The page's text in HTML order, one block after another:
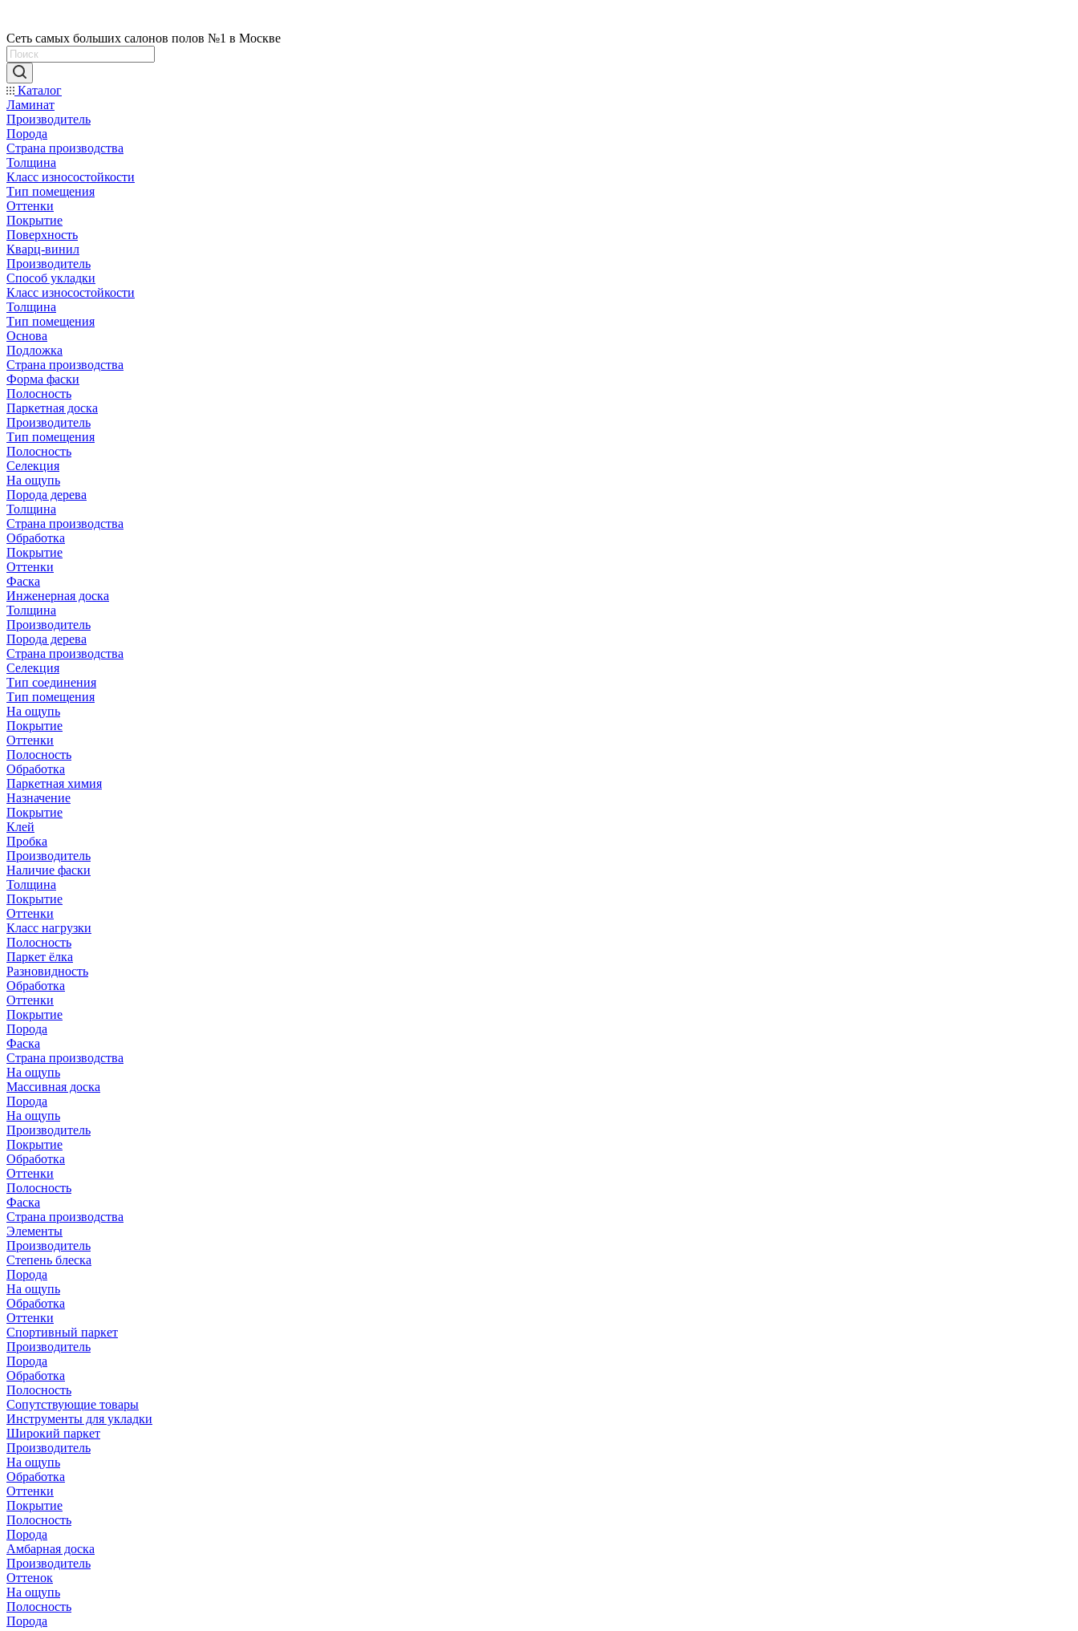
Сеть самых больших салонов полов №1 в Москве
Каталог
Ламинат
Производитель
Порода
Страна производства
Толщина
Класс износостойкости
Тип помещения
Оттенки
Покрытие
Поверхность
Кварц-винил
Производитель
Способ укладки
Класс износостойкости
Толщина
Тип помещения
Основа
Подложка
Страна производства
Форма фаски
Полосность
Паркетная доска
Производитель
Тип помещения
Полосность
Селекция
На ощупь
Порода дерева
Толщина
Страна производства
Обработка
Покрытие
Оттенки
Фаска
Инженерная доска
Толщина
Производитель
Порода дерева
Страна производства
Селекция
Тип соединения
Тип помещения
На ощупь
Покрытие
Оттенки
Полосность
Обработка
Паркетная химия
Назначение
Покрытие
Клей
Пробка
Производитель
Наличие фаски
Толщина
Покрытие
Оттенки
Класс нагрузки
Полосность
Паркет ёлка
Разновидность
Обработка
Оттенки
Покрытие
Порода
Фаска
Страна производства
На ощупь
Массивная доска
Порода
На ощупь
Производитель
Покрытие
Обработка
Оттенки
Полосность
Фаска
Страна производства
Элементы
Производитель
Степень блеска
Порода
На ощупь
Обработка
Оттенки
Спортивный паркет
Производитель
Порода
Обработка
Полосность
Сопутствующие товары
Инструменты для укладки
Широкий паркет
Производитель
На ощупь
Обработка
Оттенки
Покрытие
Полосность
Порода
Амбарная доска
Производитель
Оттенок
На ощупь
Полосность
Порода